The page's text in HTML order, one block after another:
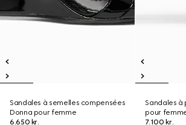
Sandales à semelles compensées
Donna pour femme
6.650 kr.
Sandales à
pour
7.100 kr.